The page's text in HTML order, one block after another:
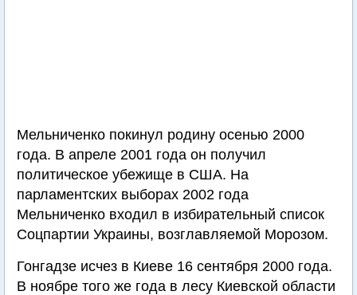
Мельниченко покинул родину осенью 2000
года. В апреле 2001 года он получил
политическое убежище в США. На
парламентских выборах 2002 года
Мельниченко входил в избирательный список
Соцпартии Украины, возглавляемой Морозом.
Гонгадзе исчез в Киеве 16 сентября 2000 года.
В ноябре того же года в лесу Киевской области